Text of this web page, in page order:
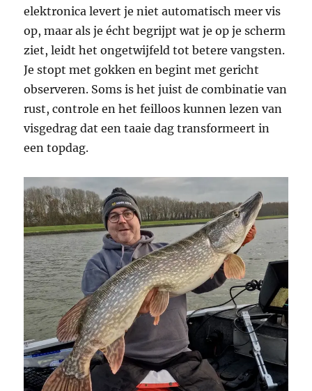
elektronica levert je niet automatisch meer vis
op, maar als je écht begrijpt wat je op je scherm
ziet, leidt het ongetwijfeld tot betere vangsten.
Je stopt met gokken en begint met gericht
observeren. Soms is het juist de combinatie van
rust, controle en het feilloos kunnen lezen van
visgedrag dat een taaie dag transformeert in
een topdag.